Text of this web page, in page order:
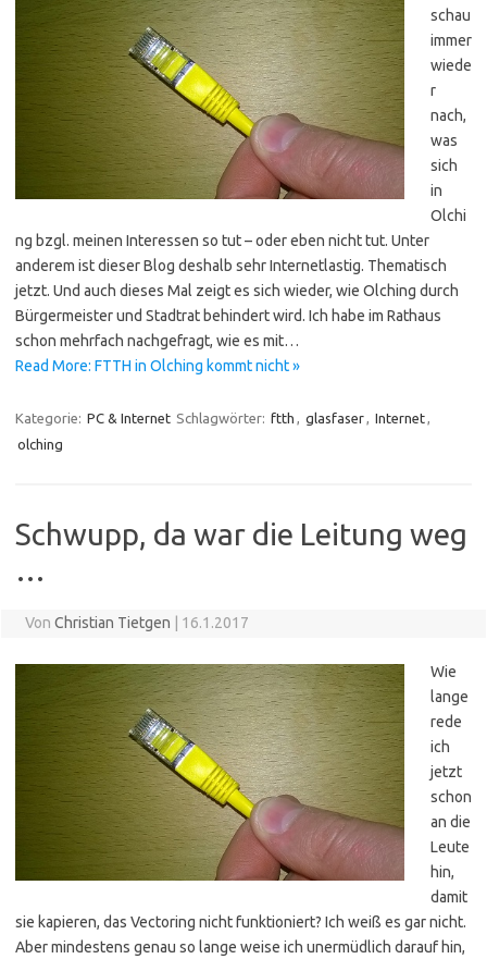
schau
immer
wiede
r
nach,
was
sich
in
Olchi
ng bzgl. meinen Interessen so tut – oder eben nicht tut. Unter
anderem ist dieser Blog deshalb sehr Internetlastig. Thematisch
jetzt. Und auch dieses Mal zeigt es sich wieder, wie Olching durch
Bürgermeister und Stadtrat behindert wird. Ich habe im Rathaus
schon mehrfach nachgefragt, wie es mit…
Read More: FTTH in Olching kommt nicht »
Kategorie: PC & Internet Schlagwörter: ftth glasfaser Internet
olching
Schwupp, da war die Leitung weg
…
Von Christian Tietgen | 16.1.2017
Wie
lange
rede
ich
jetzt
schon
an die
Leute
hin,
damit
sie kapieren, das Vectoring nicht funktioniert? Ich weiß es gar nicht.
Aber mindestens genau so lange weise ich unermüdlich darauf hin,